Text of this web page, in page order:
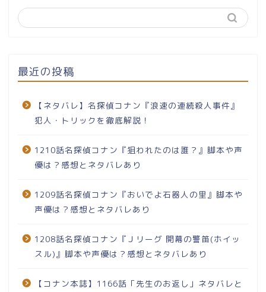
最近の投稿
【ネタバレ】名探偵コナン『浪速の連続殺人事件』
犯人・トリックを徹底解説！
1210話名探偵コナン『狙われたのは誰？』脚本や声
優は？感想とネタバレあり
1209話名探偵コナン『おいでよ石器人の里』脚本や
声優は？感想とネタバレあり
1208話名探偵コナン『Ｊリーグ 開幕の警笛(ホイッ
スル)』脚本や声優は？感想とネタバレあり
【コナン本誌】1166話「先生のお返し」ネタバレと